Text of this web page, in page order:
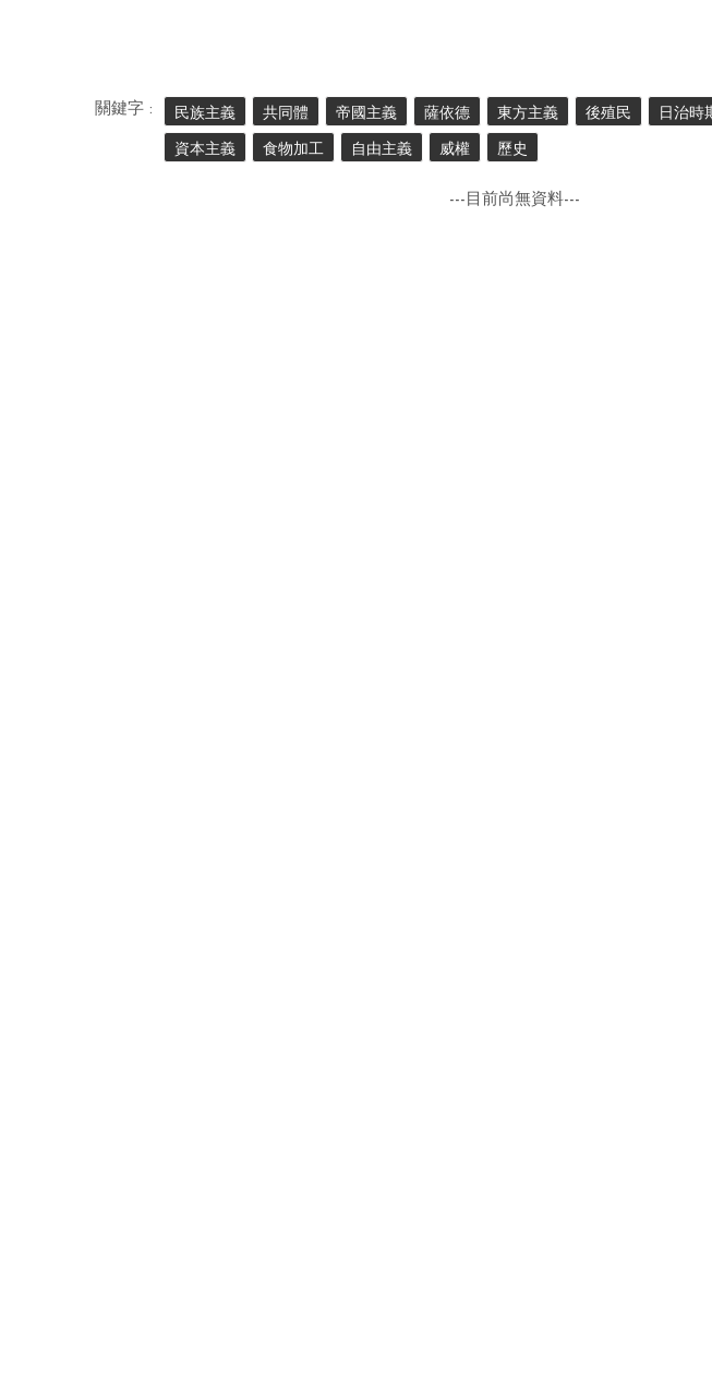
關鍵字 : 民族主義 共同體 帝國主義 薩依德 東方主義 後殖民 日治時
資本主義 食物加工 自由主義 威權 歷史
---目前尚無資料---